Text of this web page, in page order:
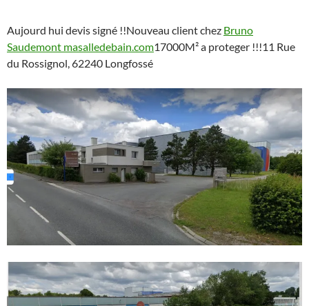
Aujourd hui devis signé !!Nouveau client chez Bruno
Saudemont masalledebain.com17000M² a proteger !!!11 Rue
du Rossignol, 62240 Longfossé